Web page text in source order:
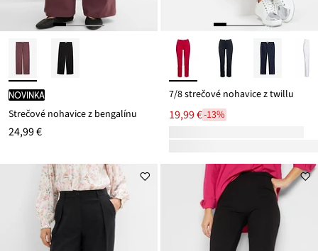
novinka
Strečové nohavice z bengalínu
24,99 €
7/8 strečové nohavice z twillu
19,99 €-13%